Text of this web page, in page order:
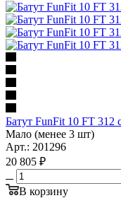
Батут FunFit 10 FT 312
Мало (менее 3 шт)
Арт.: 201296
20 805 ₽
В корзину